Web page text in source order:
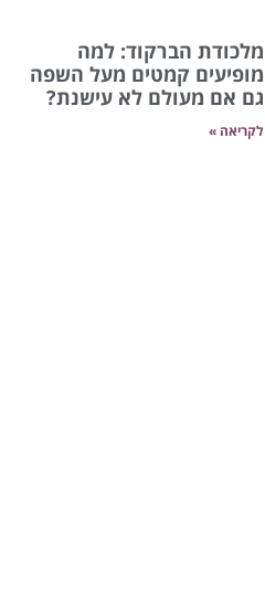
מלכודת הברקוד: למה
מופיעים קמטים מעל השפה
גם אם מעולם לא עישנת?
לקריאה »